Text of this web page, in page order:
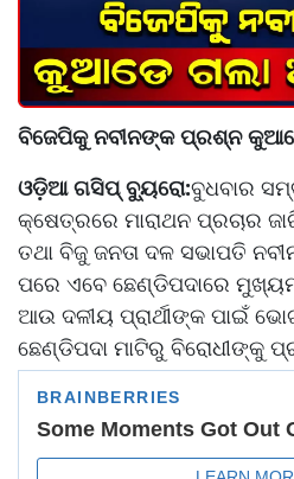
ବିଜେପିକୁ ନବୀନଙ୍କ ପ୍ରଶ୍ନ
ଓଡ଼ିଆ ଗସିପ୍ ବ୍ୟୁରୋ:ବୁଧବାର
କ୍ଷେତ୍ରରେ ମାରାଥନ ପ୍ରଚାର
ତଥା ବିଜୁ ଜନତା ଦଳ ସଭାପତି
ପରେ ଏବେ ଛେଣ୍ଡିପଦାରେ
ଆଉ ଦଳୀୟ ପ୍ରାର୍ଥୀଙ୍କ ପାଇଁ
ଛେଣ୍ଡିପଦା ମାଟିରୁ ବିରୋଧୀଙ୍କୁ